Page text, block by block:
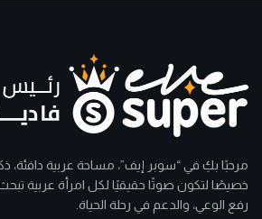
مرحبًا بكِ في “سوبر إيف”، مساحة عربية دافئة،
خصيصًا لتكون صوتًا حقيقيًا لكل امرأة عربية
رفع الوعي، والدعم في رحلة الحياة.